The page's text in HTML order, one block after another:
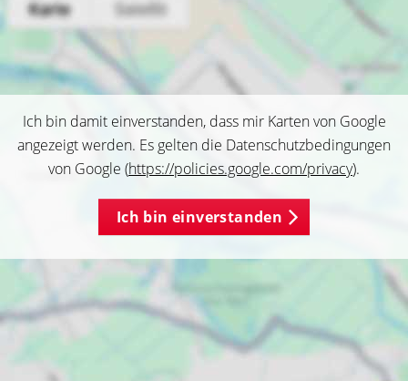
Ich bin damit einverstanden, dass mir Karten von Google
angezeigt werden. Es gelten die Datenschutzbedingungen
von Google (https://policies.google.com/privacy).
Ich bin einverstanden